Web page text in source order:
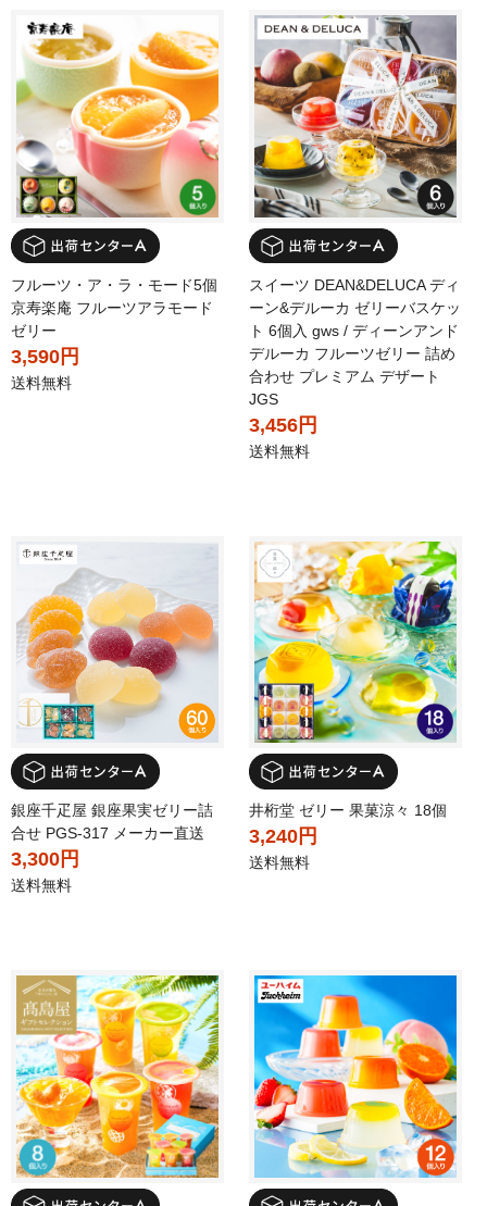
フルーツ・ア・ラ・モード5個
京寿楽庵 フルーツアラモード
ゼリー
3,590円
送料無料
スイーツ DEAN&DELUCA ディ
ーン&デルーカ ゼリーバスケッ
ト 6個入 gws / ディーンアンド
デルーカ フルーツゼリー 詰め
合わせ プレミアム デザート
JGS
3,456円
送料無料
銀座千疋屋 銀座果実ゼリー詰
合せ PGS-317 メーカー直送
3,300円
送料無料
井桁堂 ゼリー 果菓涼々 18個
3,240円
送料無料